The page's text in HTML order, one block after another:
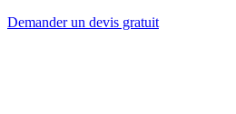
Demander un devis gratuit